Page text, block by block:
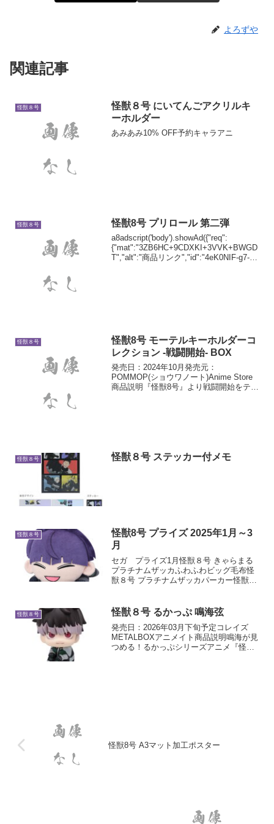
よろずや
関連記事
怪獣８号
怪獣８号 にいてんごアクリルキ
ーホルダー
あみあみ10% OFF予約キャラアニ
怪獣８号 怪獣8号 プリロール 第二弾
a8adscript('body').showAd({"req":
{"mat":"3ZB6HC+9CDXKI+3VVK+BWGD
T","alt":"商品リンク","id":"4eK0NIF-g7-
怪獣８号
怪獣8号 モーテルキーホルダーコ
レクション -戦闘開始- BOX
発売日：2024年10月発売元：
POMMOP(ショウワノート)Anime Store
商品説明『怪獣8号』より戦闘開始をテー
怪獣８号 怪獣８号 ステッカー付メモ
怪獣８号
怪獣8号 プライズ 2025年1月～3
月
セガ プライズ1月怪獣８号 きゃらまる
プラチナムザッカふわふわビッグ毛布怪
獣８号 プラチナムザッカパーカー怪獣８
ェイスクッション怪獣８号 Mぬいぐるみ
Vol...
怪獣８号 怪獣８号 るかっぷ 鳴海弦
発売日：2026年03月下旬予定コレイズ
METALBOXアニメイト商品説明鳴海が見
つめる！るかっぷシリーズアニメ『怪獣
怪獣8号 A3マット加工ポスター